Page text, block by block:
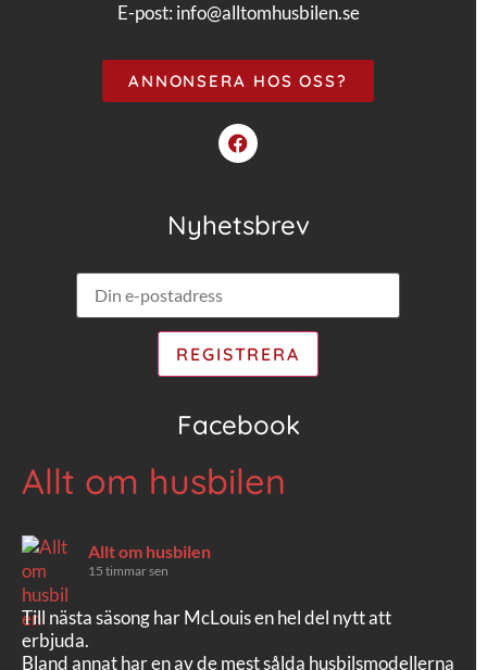
E-post: info@alltomhusbilen.se
ANNONSERA HOS OSS?
Nyhetsbrev
Facebook
Allt om husbilen
Allt om husbilen
15 timmar sen
Till nästa säsong har McLouis en hel del nytt att
erbjuda.
Bland annat har en av de mest sålda husbilsmodellerna